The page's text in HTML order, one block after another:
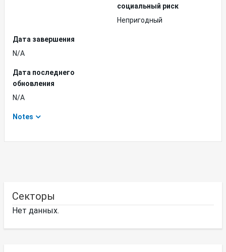
социальный риск
Непригодный
Дата завершения
N/A
Дата последнего
обновления
N/A
Notes
Секторы
Нет данных.